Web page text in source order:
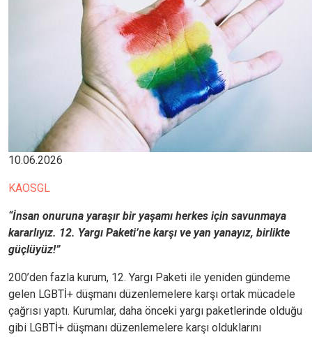
10.06.2026
KAOSGL
“İnsan onuruna yaraşır bir yaşamı herkes için savunmaya
kararlıyız. 12. Yargı Paketi’ne karşı ve yan yanayız, birlikte
güçlüyüz!”
200’den fazla kurum, 12. Yargı Paketi ile yeniden gündeme
gelen LGBTİ+ düşmanı düzenlemelere karşı ortak mücadele
çağrısı yaptı. Kurumlar, daha önceki yargı paketlerinde olduğu
gibi LGBTİ+ düşmanı düzenlemelere karşı olduklarını